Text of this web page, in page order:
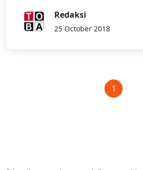
Redaksi
25 October 2018
1